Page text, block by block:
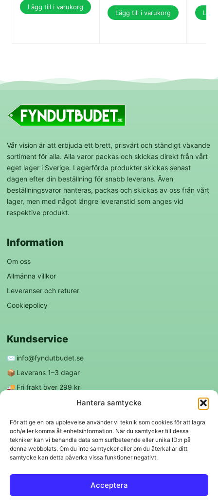
Hantera samtycke
För att ge en bra upplevelse använder vi teknik som cookies för att lagra
och/eller komma åt enhetsinformation. När du samtycker till dessa
tekniker kan vi behandla data som surfbeteende eller unika ID:n på
denna webbplats. Om du inte samtycker eller om du återkallar ditt
samtycke kan detta påverka vissa funktioner negativt.
Acceptera
Lägg till i varukorg
Lägg till i varukorg
Vår vision är att erbjuda ett brett, prisvärt och ständigt växande
sortiment för alla. Alla varor packas och skickas direkt från vårt
eget lager i Sverige. Lagerförda produkter skickas senast
dagen efter din beställning för snabb leverans. Även
beställningsvaror hanteras, packas och skickas av oss från vårt
lager, men med något längre leveranstid som anges vid
respektive produkt.
Information
Om oss
Allmänna villkor
Leveranser och returer
Cookiepolicy
Kundservice
✉️ info@fyndutbudet.se
📦 Leverans 1–3 dagar
🚚 Fri frakt över 299 kr
Följ oss
f ◎